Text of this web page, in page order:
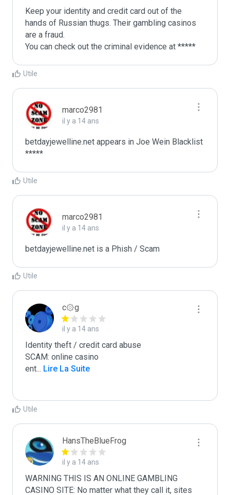
Keep your identity and credit card out of the
hands of Russian thugs. Their gambling casinos
are a fraud.
You can check out the criminal evidence at *****
Utile
marco2981
il y a 14 ans
betdayjewelline.net appears in Joe Wein Blacklist
*****
Utile
marco2981
il y a 14 ans
Utile
c۞g
il y a 14 ans
Identity theft / credit card abuse
SCAM: online casino
ent... Lire La Suite
Utile
HansTheBlueFrog
il y a 14 ans
WARNING THIS IS AN ONLINE GAMBLING
CASINO SITE: No matter what they call it, sites